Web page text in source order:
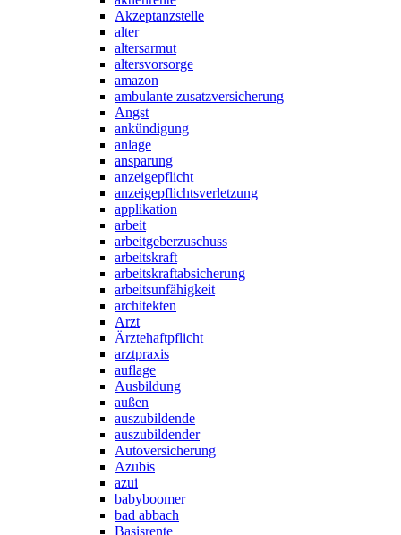
Akzeptanzstelle
alter
altersarmut
altersvorsorge
amazon
ambulante zusatzversicherung
Angst
ankündigung
anlage
ansparung
anzeigepflicht
anzeigepflichtsverletzung
applikation
arbeit
arbeitgeberzuschuss
arbeitskraft
arbeitskraftabsicherung
arbeitsunfähigkeit
architekten
Arzt
Ärztehaftpflicht
arztpraxis
auflage
Ausbildung
außen
auszubildende
auszubildender
Autoversicherung
Azubis
azui
babyboomer
bad abbach
Basisrente